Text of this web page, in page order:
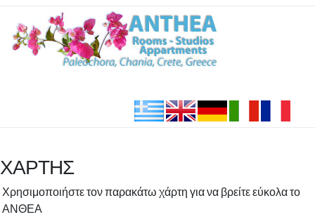
ΧΑΡΤΗΣ
Χρησιμοποιήστε τον παρακάτω χάρτη για να βρείτε εύκολα το
ΑΝΘΕΑ